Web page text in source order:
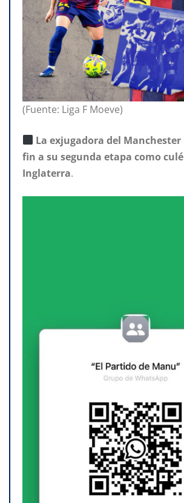
(Fuente: Liga F Moeve)
La exjugadora del
fin a su segunda etapa como
Inglaterra.